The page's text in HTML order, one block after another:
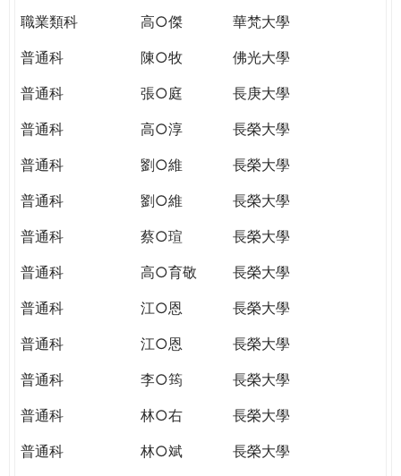
職業類科
高○傑
華梵大學
普通科
陳○牧
佛光大學
普通科
張○庭
長庚大學
普通科
高○淳
長榮大學
普通科
劉○維
長榮大學
普通科
劉○維
長榮大學
普通科
蔡○瑄
長榮大學
普通科
高○育敬
長榮大學
普通科
江○恩
長榮大學
普通科
江○恩
長榮大學
普通科
李○筠
長榮大學
普通科
林○右
長榮大學
普通科
林○斌
長榮大學